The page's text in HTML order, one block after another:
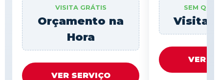
VISITA GRÁTIS
Orçamento na
Hora
VER SERVIÇO
SEM
Visita
VER